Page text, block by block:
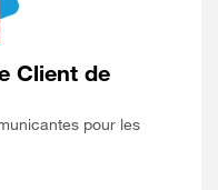
Client de
pour les